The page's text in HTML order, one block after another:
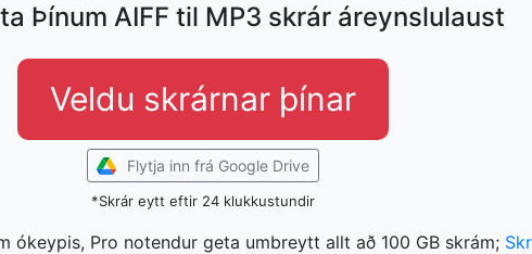
Þínum AIFF til MP3 skrár áreynslulaust
Veldu skrárnar þínar
Flytja inn frá Google Drive
*Skrár eytt eftir 24 klukkustundir
ókeypis, Pro notendur geta umbreytt allt að 100 GB skrám;